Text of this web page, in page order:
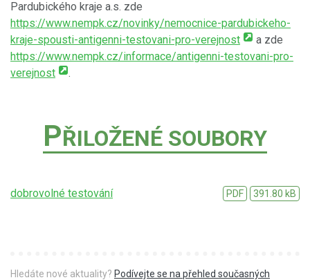
Pardubického kraje a.s. zde
https://www.nempk.cz/novinky/nemocnice-pardubickeho-
kraje-spousti-antigenni-testovani-pro-verejnost
a zde
https://www.nempk.cz/informace/antigenni-testovani-pro-
verejnost
.
PŘILOŽENÉ SOUBORY
dobrovolné testování PDF 391.80 kB
Hledáte nové aktuality? Podívejte se na přehled současných